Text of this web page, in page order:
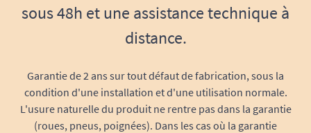
sous 48h et une assistance technique à
distance.
Garantie de 2 ans sur tout défaut de fabrication, sous la
condition d'une installation et d'une utilisation normale.
L'usure naturelle du produit ne rentre pas dans la garantie
(roues, pneus, poignées). Dans les cas où la garantie